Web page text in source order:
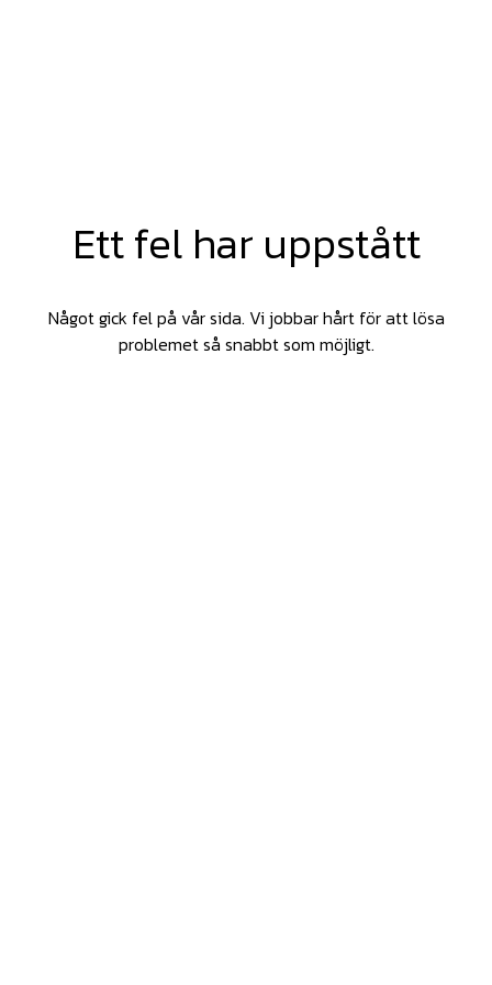
Ett fel har uppstått
Något gick fel på vår sida. Vi jobbar hårt för att lösa
problemet så snabbt som möjligt.